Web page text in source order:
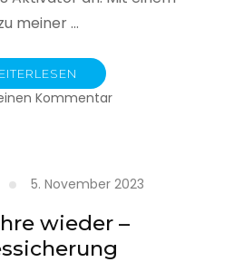
meiner …
Kommentarzu
5. November 2023
wieder –